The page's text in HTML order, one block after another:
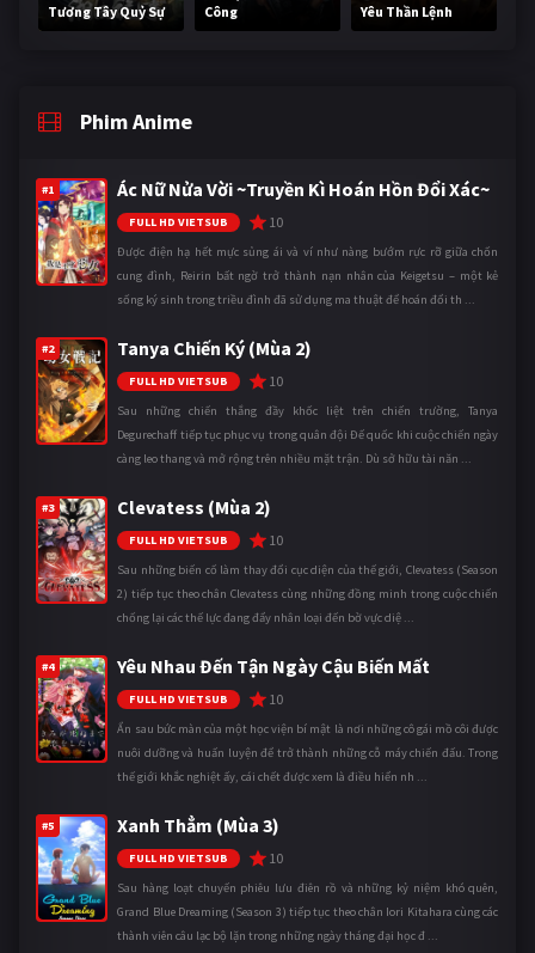
Tương Tây Quỷ Sự
Công
Yêu Thần Lệnh
Phim Anime
#1 Ác Nữ Nửa Vời ~Truyền Kì Hoán Hồn Đổi Xác~
FULL HD VIETSUB 10
Được điện hạ hết mực sủng ái và ví như nàng bướm rực rỡ giữa chốn
cung đình, Reirin bất ngờ trở thành nạn nhân của Keigetsu – một kẻ
sống ký sinh trong triều đình đã sử dụng ma thuật để hoán đổi th ...
#2 Tanya Chiến Ký (Mùa 2)
FULL HD VIETSUB 10
Sau những chiến thắng đầy khốc liệt trên chiến trường, Tanya
Degurechaff tiếp tục phục vụ trong quân đội Đế quốc khi cuộc chiến ngày
càng leo thang và mở rộng trên nhiều mặt trận. Dù sở hữu tài năn ...
#3 Clevatess (Mùa 2)
FULL HD VIETSUB 10
Sau những biến cố làm thay đổi cục diện của thế giới, Clevatess (Season
2) tiếp tục theo chân Clevatess cùng những đồng minh trong cuộc chiến
chống lại các thế lực đang đẩy nhân loại đến bờ vực diệ ...
#4 Yêu Nhau Đến Tận Ngày Cậu Biến Mất
FULL HD VIETSUB 10
Ẩn sau bức màn của một học viện bí mật là nơi những cô gái mồ côi được
nuôi dưỡng và huấn luyện để trở thành những cỗ máy chiến đấu. Trong
thế giới khắc nghiệt ấy, cái chết được xem là điều hiển nh ...
#5 Xanh Thẳm (Mùa 3)
FULL HD VIETSUB 10
Sau hàng loạt chuyến phiêu lưu điên rồ và những kỷ niệm khó quên,
Grand Blue Dreaming (Season 3) tiếp tục theo chân Iori Kitahara cùng các
thành viên câu lạc bộ lặn trong những ngày tháng đại học đ ...